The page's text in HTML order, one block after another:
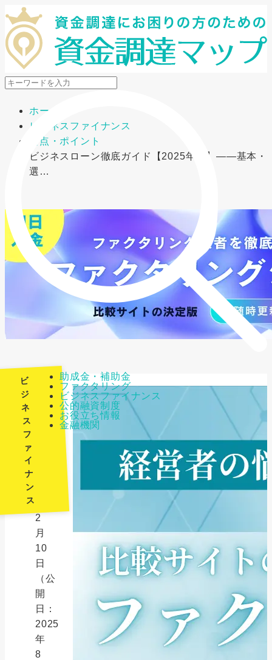
メニューを開閉
助成金・補助金
ファクタリング
ビジネスファイナンス
公的融資制度
お役立ち情報
金融機関
ホーム
ビジネスファイナンス
要点・ポイント
ビジネスローン徹底ガイド【2025年版】――基本・
選…
ビ
ジ
ネ
ス
フ
ァ
イ
ナ
ン
ス
2
月
10
日
（公
開
日：
2025
年
8